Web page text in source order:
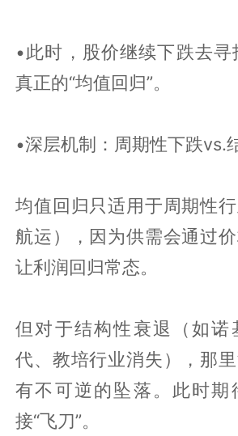
•此时，股价继续下跌去
真正的“均值回归”。
•深层机制：周期性下跌vs.
均值回归只适用于周期性行
航运），因为供需会通过
让利润回归常态。
但对于结构性衰退（如诺
代、教培行业消失），那
有不可逆的坠落。此时期
接“飞刀”。